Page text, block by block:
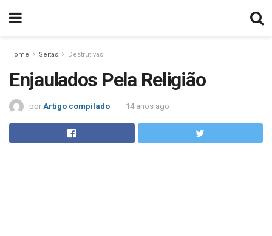
Home Seitas Destrutivas
Enjaulados Pela Religião
por Artigo compilado 14 anos ago